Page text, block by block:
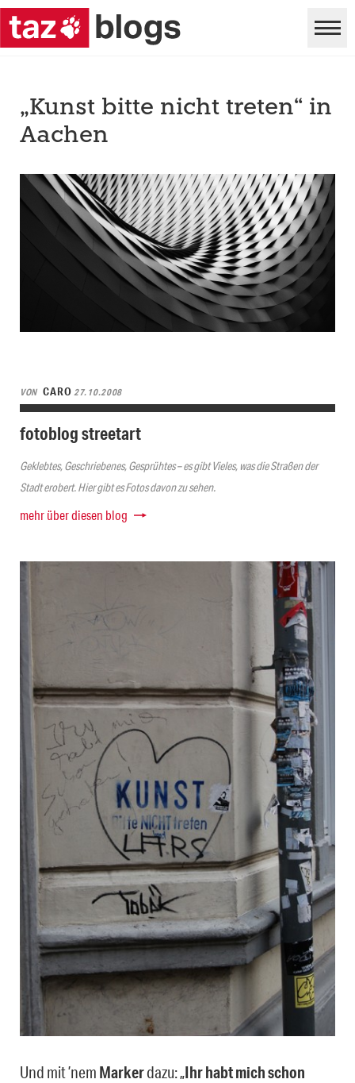
„Kunst bitte nicht treten“ in
Aachen
VON CARO27.10.2008
fotoblog streetart
Geklebtes, Geschriebenes, Gesprühtes – es gibt Vieles, was die Straßen der
Stadt erobert. Hier gibt es Fotos davon zu sehen.
mehr über diesen blog
Und mit ’nem Markerdazu: „Ihr habt mich schon